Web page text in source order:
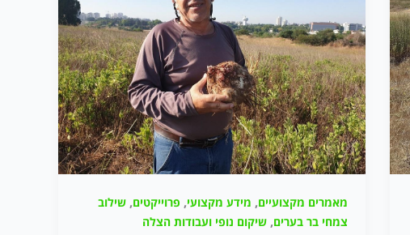
מאמרים מקצועיים, מידע מקצועי, פרוייקטים,שילוב
צמחי בר בערים,שיקום נופי ועבודות הצלה